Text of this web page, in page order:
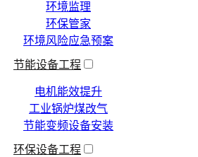
环境监理
环保管家
环境风险应急预案
节能设备工程
电机能效提升
工业锅炉煤改气
节能变频设备安装
环保设备工程